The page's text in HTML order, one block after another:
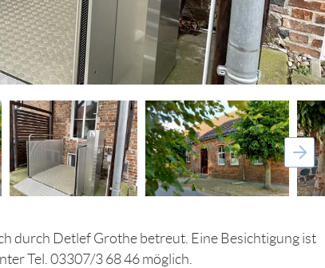
durch Detlef Grothe betreut. Eine Besichtigung ist
Tel. 03307/3 68 46 möglich.